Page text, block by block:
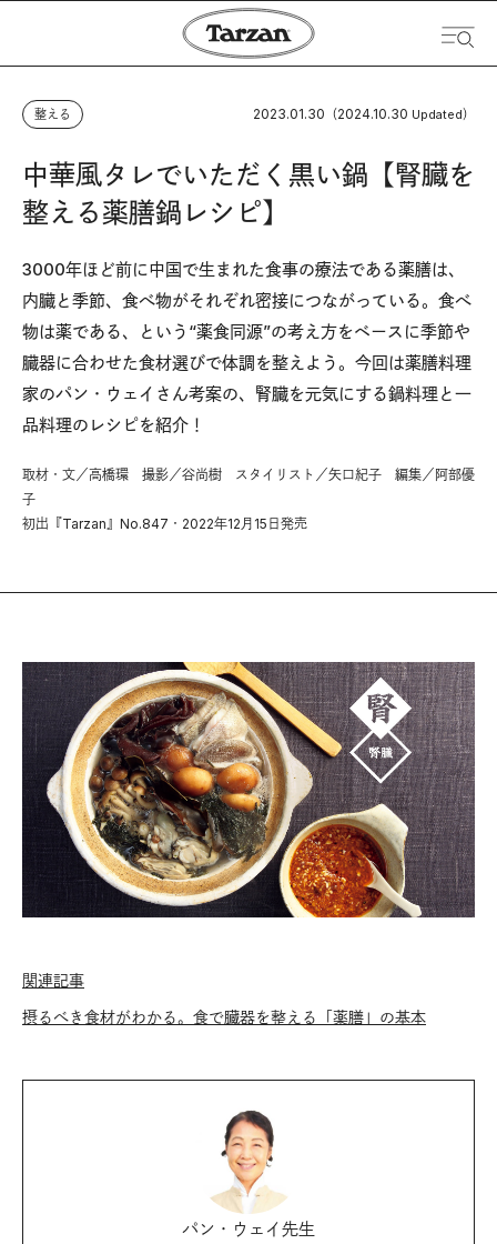
整える 2023.01.30 （2024.10.30 Updated）
中華風タレでいただく黒い鍋【腎臓を
整える薬膳鍋レシピ】
3000年ほど前に中国で生まれた食事の療法である薬膳は、
内臓と季節、食べ物がそれぞれ密接につながっている。食べ
物は薬である、という“薬食同源”の考え方をベースに季節や
臓器に合わせた食材選びで体調を整えよう。今回は薬膳料理
家のパン・ウェイさん考案の、腎臓を元気にする鍋料理と一
品料理のレシピを紹介！
取材・文／高橋環 撮影／谷尚樹 スタイリスト／矢口紀子 編集／阿部優
子
初出『Tarzan』No.847・2022年12月15日発売
関連記事
摂るべき食材がわかる。食で臓器を整える「薬膳」の基本
パン・ウェイ先生